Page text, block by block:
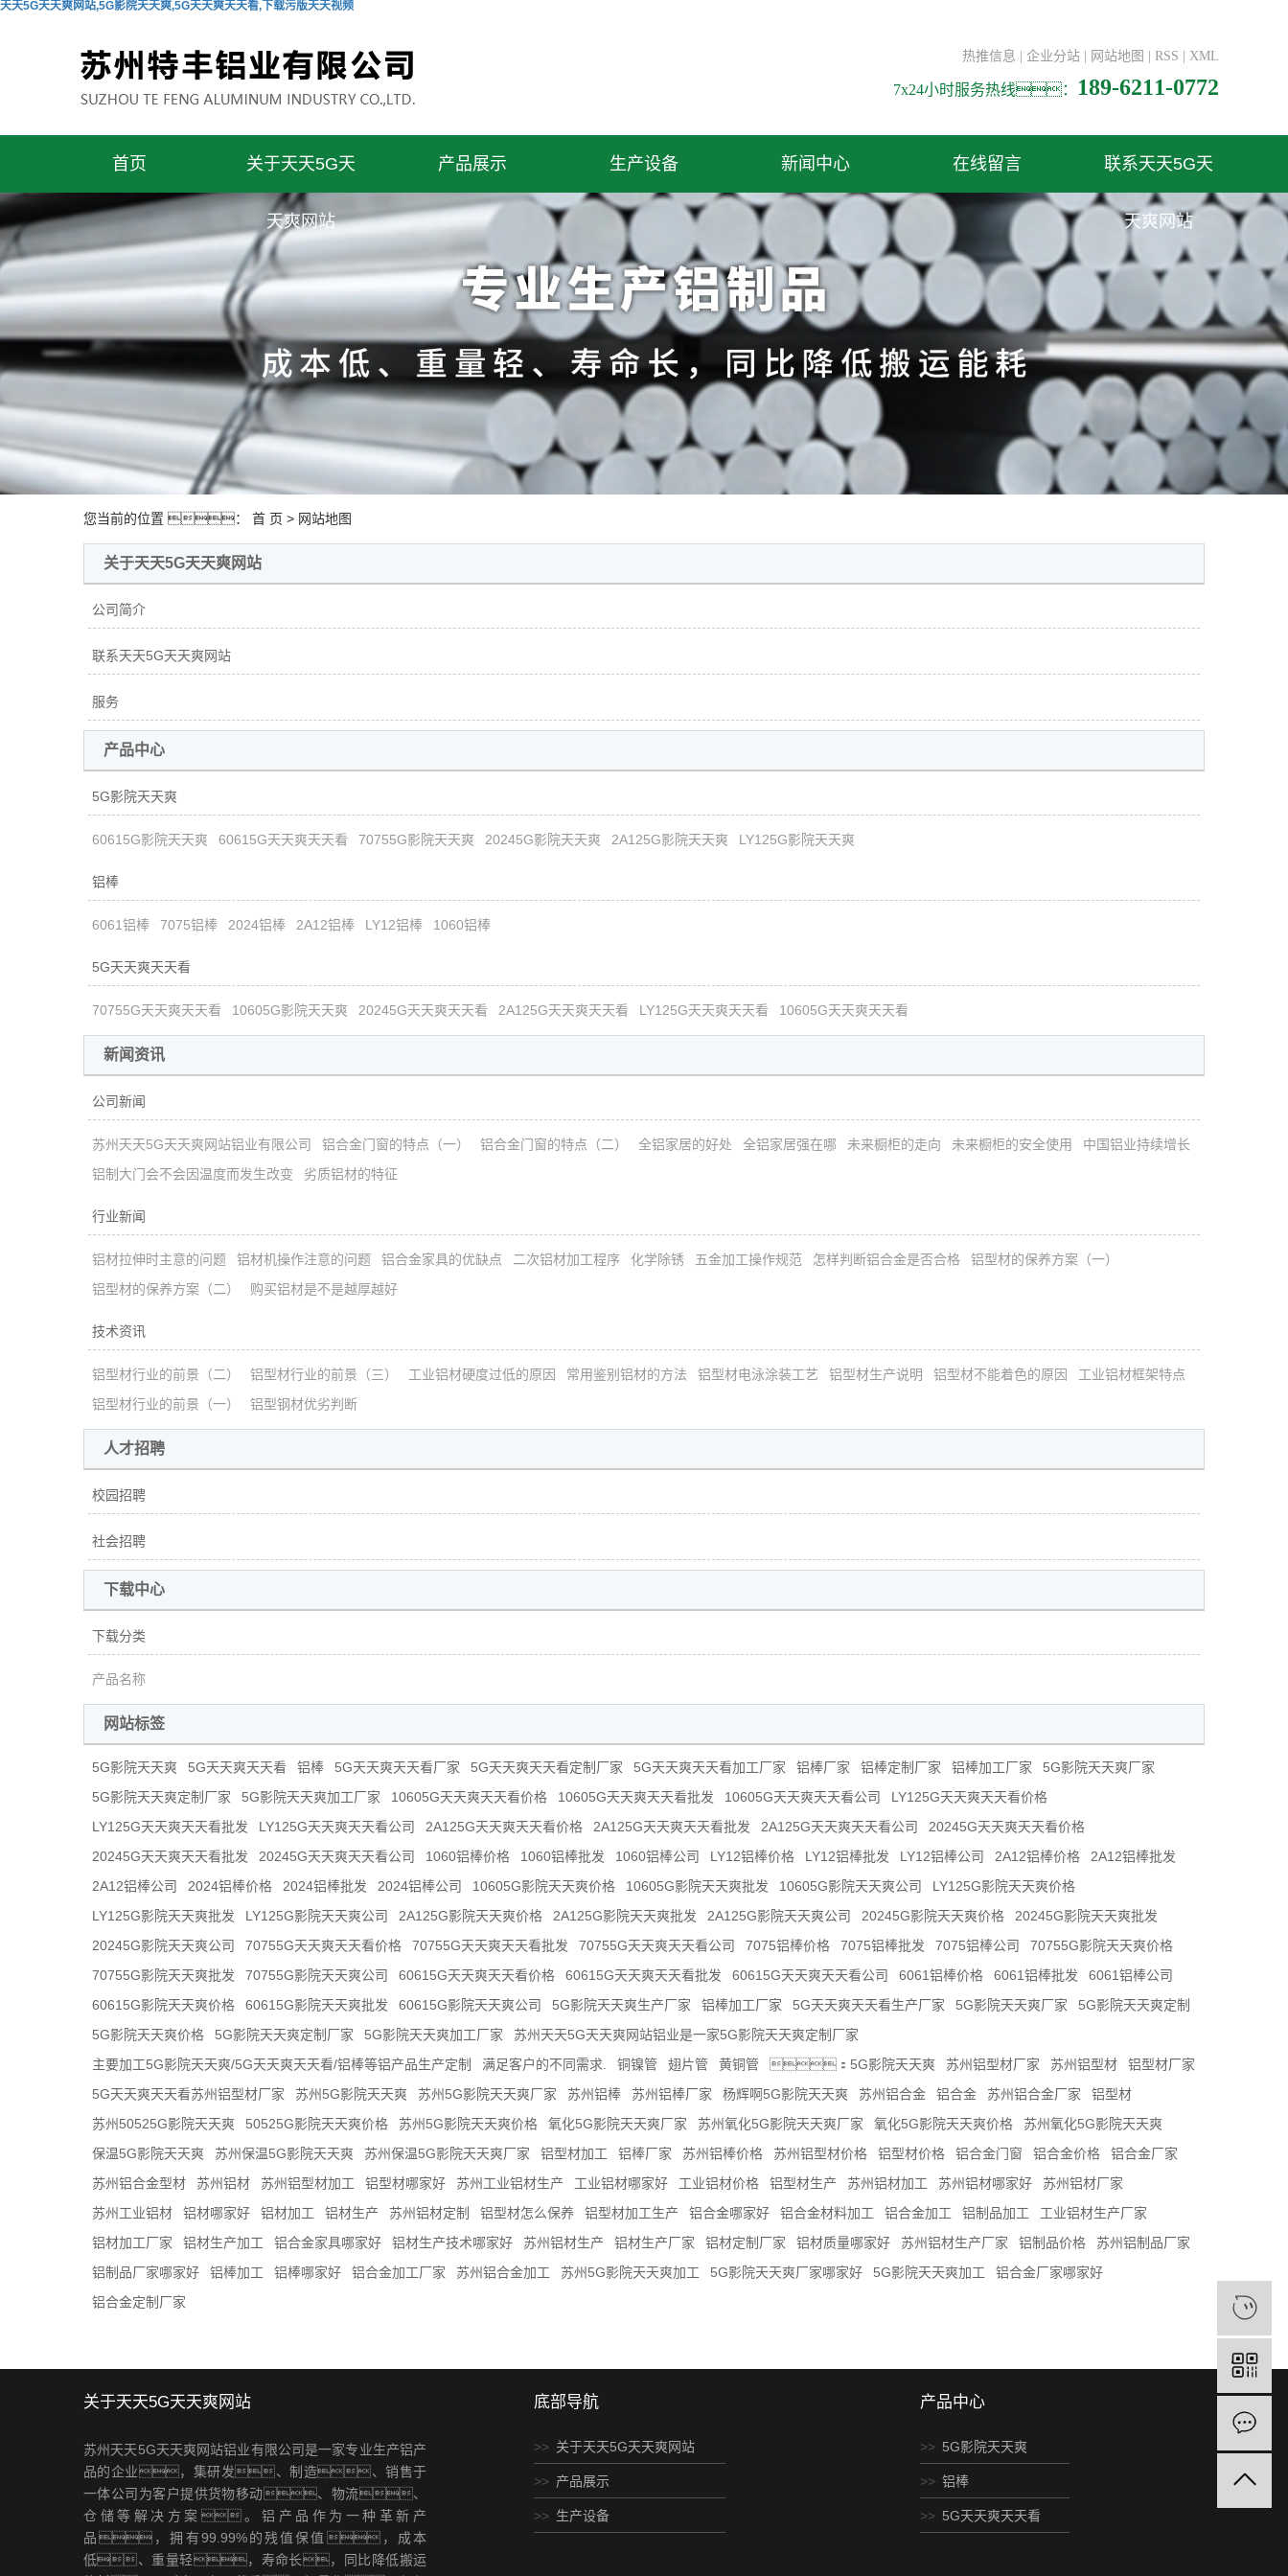
天天5G天天爽网站,5G影院天天爽,5G天天爽天天看,下载污版天天视频
热推信息 企业分站 网站地图 RSS XML
7x24小时服务热线： 189-6211-0772
首页 关于天天5G天
天爽网站
产品展示 生产设备 新闻中心 在线留言 联系天天5G天
天爽网站
您当前的位置 ： 首 页 > 网站地图
关于天天5G天天爽网站
公司简介
联系天天5G天天爽网站
服务
产品中心
5G影院天天爽
60615G影院天天爽 60615G天天爽天天看 70755G影院天天爽 20245G影院天天爽 2A125G影院天天爽 LY125G影院天天爽
铝棒
6061铝棒 7075铝棒 2024铝棒 2A12铝棒 LY12铝棒 1060铝棒
5G天天爽天天看
70755G天天爽天天看 10605G影院天天爽 20245G天天爽天天看 2A125G天天爽天天看 LY125G天天爽天天看 10605G天天爽天天看
新闻资讯
公司新闻
苏州天天5G天天爽网站铝业有限公司 铝合金门窗的特点（一） 铝合金门窗的特点（二） 全铝家居的好处 全铝家居强在哪 未来橱柜的走向 未来橱柜的安全使用
中国铝业持续增长
铝制大门会不会因温度而发生改变
劣质铝材的特征
行业新闻
铝材拉伸时主意的问题 铝材机操作注意的问题 铝合金家具的优缺点 二次铝材加工程序 化学除锈 五金加工操作规范 怎样判断铝合金是否合格
铝型材的保养方案（一）
铝型材的保养方案（二）
购买铝材是不是越厚越好
技术资讯
铝型材行业的前景（二） 铝型材行业的前景（三） 工业铝材硬度过低的原因 常用鉴别铝材的方法 铝型材电泳涂装工艺 铝型材生产说明 铝型材不能着色的原因
工业铝材框架特点
铝型材行业的前景（一）
铝型钢材优劣判断
人才招聘
校园招聘
社会招聘
下载中心
下载分类
产品名称
网站标签
5G影院天天爽 5G天天爽天天看 铝棒 5G天天爽天天看厂家 5G天天爽天天看定制厂家 5G天天爽天天看加工厂家 铝棒厂家 铝棒定制厂家 铝棒加工厂家
5G影院天天爽厂家
5G影院天天爽定制厂家
5G影院天天爽加工厂家 10605G天天爽天天看价格 10605G天天爽天天看批发 10605G天天爽天天看公司
LY125G天天爽天天看价格
LY125G天天爽天天看批发
LY125G天天爽天天看公司 2A125G天天爽天天看价格 2A125G天天爽天天看批发 2A125G天天爽天天看公司
20245G天天爽天天看价格
20245G天天爽天天看批发
20245G天天爽天天看公司 1060铝棒价格 1060铝棒批发 1060铝棒公司 LY12铝棒价格 LY12铝棒批发 LY12铝棒公司 2A12铝棒价格
2A12铝棒批发
2A12铝棒公司
2024铝棒价格 2024铝棒批发 2024铝棒公司 10605G影院天天爽价格 10605G影院天天爽批发 10605G影院天天爽公司
LY125G影院天天爽价格
LY125G影院天天爽批发
LY125G影院天天爽公司 2A125G影院天天爽价格 2A125G影院天天爽批发 2A125G影院天天爽公司 20245G影院天天爽价格
20245G影院天天爽批发
20245G影院天天爽公司
70755G天天爽天天看价格 70755G天天爽天天看批发 70755G天天爽天天看公司 7075铝棒价格 7075铝棒批发 7075铝棒公司
70755G影院天天爽价格
70755G影院天天爽批发
70755G影院天天爽公司 60615G天天爽天天看价格 60615G天天爽天天看批发 60615G天天爽天天看公司 6061铝棒价格 6061铝棒批发
6061铝棒公司
60615G影院天天爽价格
60615G影院天天爽批发 60615G影院天天爽公司 5G影院天天爽生产厂家 铝棒加工厂家 5G天天爽天天看生产厂家 5G影院天天爽厂家
5G影院天天爽定制
5G影院天天爽价格
5G影院天天爽定制厂家 5G影院天天爽加工厂家
苏州天天5G天天爽网站铝业是一家5G影院天天爽定制厂家
主要加工5G影院天天爽/5G天天爽天天看/铝棒等铝产品生产定制
满足客户的不同需求. 铜镍管 翅片管 黄铜管 ：5G影院天天爽 苏州铝型材厂家 苏州铝型材
铝型材厂家
5G天天爽天天看苏州铝型材厂家
苏州5G影院天天爽 苏州5G影院天天爽厂家 苏州铝棒 苏州铝棒厂家 杨辉啊5G影院天天爽 苏州铝合金 铝合金 苏州铝合金厂家
铝型材
苏州50525G影院天天爽
50525G影院天天爽价格 苏州5G影院天天爽价格 氧化5G影院天天爽厂家 苏州氧化5G影院天天爽厂家 氧化5G影院天天爽价格
苏州氧化5G影院天天爽
保温5G影院天天爽
苏州保温5G影院天天爽 苏州保温5G影院天天爽厂家 铝型材加工 铝棒厂家 苏州铝棒价格 苏州铝型材价格 铝型材价格 铝合金门窗 铝合金价格
铝合金厂家
苏州铝合金型材
苏州铝材 苏州铝型材加工 铝型材哪家好 苏州工业铝材生产 工业铝材哪家好 工业铝材价格 铝型材生产 苏州铝材加工 苏州铝材哪家好
苏州铝材厂家
苏州工业铝材
铝材哪家好 铝材加工 铝材生产 苏州铝材定制 铝型材怎么保养 铝型材加工生产 铝合金哪家好 铝合金材料加工 铝合金加工 铝制品加工
工业铝材生产厂家
铝材加工厂家
铝材生产加工 铝合金家具哪家好 铝材生产技术哪家好 苏州铝材生产 铝材生产厂家 铝材定制厂家 铝材质量哪家好 苏州铝材生产厂家 铝制品价格
苏州铝制品厂家
铝制品厂家哪家好
铝棒加工 铝棒哪家好 铝合金加工厂家 苏州铝合金加工 苏州5G影院天天爽加工 5G影院天天爽厂家哪家好 5G影院天天爽加工
铝合金厂家哪家好
铝合金定制厂家
关于天天5G天天爽网站
苏州天天5G天天爽网站铝业有限公司是一家专业生产铝产
品的企业，集研发、制造、销售于
一体公司为客户提供货物移动、物流、
仓储等解决方案。铝产品作为一种革新产
品，拥有99.99%的残值保值，成本
低、重量轻，寿命长，同比降低搬运
底部导航
关于天天5G天天爽网站
产品展示
生产设备
产品中心
5G影院天天爽
铝棒
5G天天爽天天看